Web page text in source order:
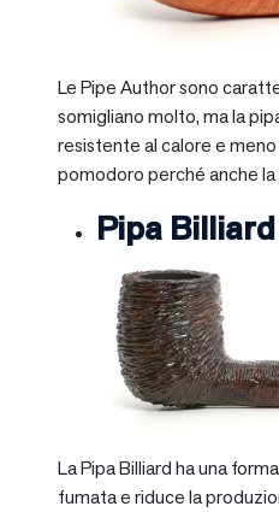
Le Pipe Author sono
somigliano molto, ma la
resistente al calore e meno
pomodoro perché anche
Pipa
La Pipa Billiard ha una
fumata e riduce la